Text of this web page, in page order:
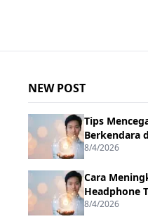
NEW POST
Tips
Berkendara
8/4/2026
Cara
Headphone
8/4/2026